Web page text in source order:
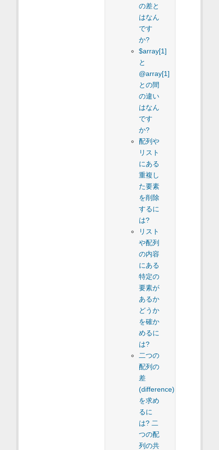
の差と
はなん
です
か?
$array[1]
と
@array[1]
との間
の違い
はなん
です
か?
配列や
リスト
にある
重複し
た要素
を削除
するに
は?
リスト
や配列
の内容
にある
特定の
要素が
あるか
どうか
を確か
めるに
は?
二つの
配列の
差
(difference)
を求め
るに
は? 二
つの配
列の共